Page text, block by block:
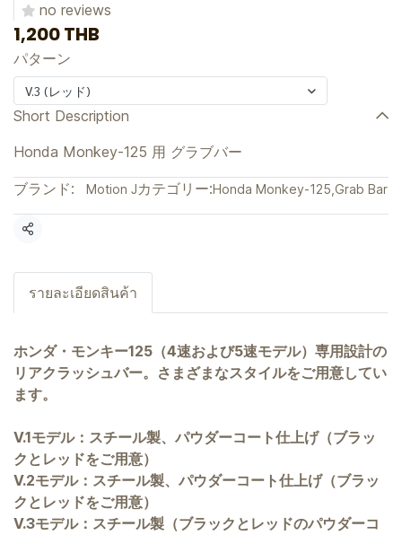
no reviews
1,200 THB
パターン
V.3 (レッド)
Short Description
Honda Monkey-125 用 グラブバー
ブランド: Motion Jカテゴリー:Honda Monkey-125 Grab Bar
共有
รายละเอียดสินค้า
ホンダ・モンキー125（4速および5速モデル）専用設計の
リアクラッシュバー。さまざまなスタイルをご用意してい
ます。
V.1モデル：スチール製、パウダーコート仕上げ（ブラッ
クとレッドをご用意）
V.2モデル：スチール製、パウダーコート仕上げ（ブラッ
クとレッドをご用意）
V.3モデル：スチール製（ブラックとレッドのパウダーコ